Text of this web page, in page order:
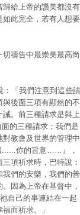
給上帝的讚美都沒有
此完全，若有人想要
禱告中最崇美最高尚
「我們注意到這些請
後面三項有顯然的不
。前三種請求是與上
的三種請求；我們是
教會及世界的管理中
......你的旨意……』，
項祈求時，巴特說：
我們的安樂，我們的善
因為上帝在基督中，
自己的事連結在一起
而祈求。」